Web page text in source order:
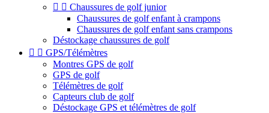
  Chaussures de golf junior
Chaussures de golf enfant à crampons
Chaussures de golf enfant sans crampons
Déstockage chaussures de golf
  GPS/Télémètres
Montres GPS de golf
GPS de golf
Télémètres de golf
Capteurs club de golf
Déstockage GPS et télémètres de golf